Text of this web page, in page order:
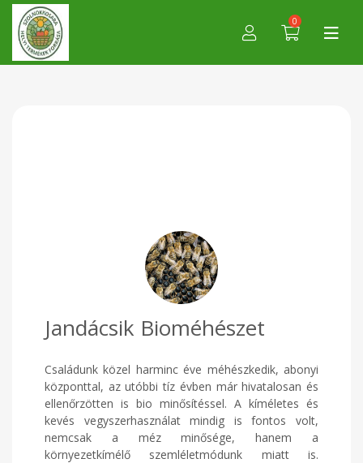
0
Jandácsik Bioméhészet
Családunk közel harminc éve méhészkedik, abonyi
központtal, az utóbbi tíz évben már hivatalosan és
ellenőrzötten is bio minősítéssel. A kíméletes és
kevés vegyszerhasználat mindig is fontos volt,
nemcsak a méz minősége, hanem a
környezetkímélő szemléletmódunk miatt is.